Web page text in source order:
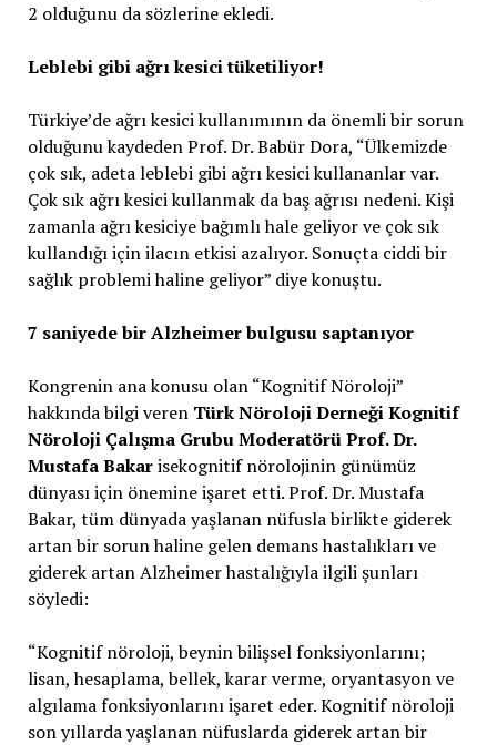
2 olduğunu da sözlerine ekledi.
Leblebi gibi ağrı kesici tüketiliyor!
Türkiye’de ağrı kesici kullanımının da önemli bir sorun
olduğunu kaydeden Prof. Dr. Babür Dora, “Ülkemizde
çok sık, adeta leblebi gibi ağrı kesici kullananlar var.
Çok sık ağrı kesici kullanmak da baş ağrısı nedeni. Kişi
zamanla ağrı kesiciye bağımlı hale geliyor ve çok sık
kullandığı için ilacın etkisi azalıyor. Sonuçta ciddi bir
sağlık problemi haline geliyor” diye konuştu.
7 saniyede bir Alzheimer bulgusu saptanıyor
Kongrenin ana konusu olan “Kognitif Nöroloji”
hakkında bilgi veren Türk Nöroloji Derneği Kognitif
Nöroloji Çalışma Grubu ModeratörüProf. Dr.
Mustafa Bakarisekognitif nörolojinin günümüz
dünyası için önemine işaret etti. Prof. Dr. Mustafa
Bakar, tüm dünyada yaşlanan nüfusla birlikte giderek
artan bir sorun haline gelen demans hastalıkları ve
giderek artan Alzheimer hastalığıyla ilgili şunları
söyledi:
“Kognitif nöroloji, beynin bilişsel fonksiyonlarını;
lisan, hesaplama, bellek, karar verme, oryantasyon ve
algılama fonksiyonlarını işaret eder. Kognitif nöroloji
son yıllarda yaşlanan nüfuslarda giderek artan bir